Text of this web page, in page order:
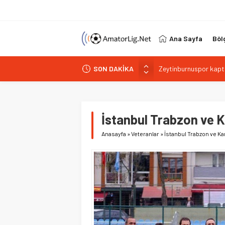
Ana Sayfa
SON DAKİKA
Şilespor’da Lokman
Bakırköyspor Kaan
Bağcılar Yeni
Zeytinburnuspor
İstanbul Trabzon ve
Anasayfa »Veteranlar » İstanbul Trabzon ve